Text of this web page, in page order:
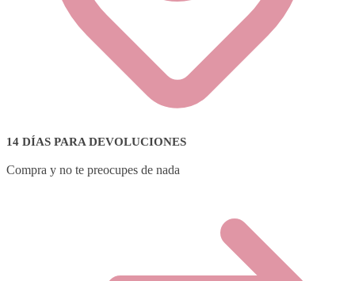
14 DÍAS PARA DEVOLUCIONES
Compra y no te preocupes de nada